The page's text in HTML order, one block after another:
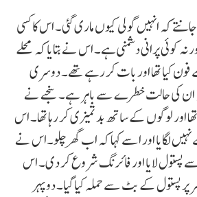
کہ انہیں گولی کیوں ماری گئی۔ اس کا کسی
کوئی پرانی دشمنی ہے۔ اس نے بتایا کہ محلے
کیا تھا اور بات کر رہے تھے۔ دوسری
ان کی حالت خطرے سے باہر ہے۔ سنجے نے
اور لوگوں کے ساتھ بدتمیزی کر رہا تھا۔ اس
لگایا اور اسے کہا کہ اب گھر چلو۔اس نے
پستول لایا اور فائرنگ شروع کر دی۔ اس
پر پستول کے بٹ سے حملہ کیا گیا۔ دوپہر